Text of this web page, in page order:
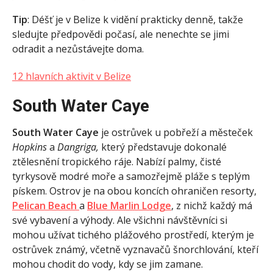
Tip: Déšť je v Belize k vidění prakticky denně, takže
sledujte předpovědi počasí, ale nenechte se jimi
odradit a nezůstávejte doma.
12 hlavních aktivit v Belize
South Water Caye
South Water Caye je ostrůvek u pobřeží a městeček
Hopkinsa Dangriga, který představuje dokonalé
ztělesnění tropického ráje. Nabízí palmy, čisté
tyrkysově modré moře a samozřejmě pláže s teplým
pískem. Ostrov je na obou koncích ohraničen resorty,
Pelican Beach a Blue Marlin Lodge, z nichž každý má
své vybavení a výhody. Ale všichni návštěvníci si
mohou užívat tichého plážového prostředí, kterým je
ostrůvek známý, včetně vyznavačů šnorchlování, kteří
mohou chodit do vody, kdy se jim zamane.